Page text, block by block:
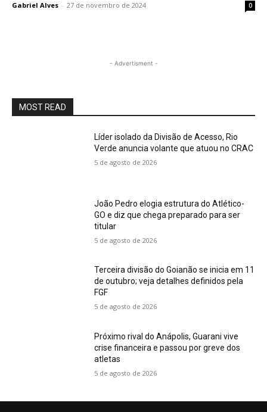
Gabriel Alves - 27 de novembro de 2024 0
- Advertisment -
MOST READ
Líder isolado da Divisão de Acesso, Rio
Verde anuncia volante que atuou no CRAC
5 de agosto de 2026
João Pedro elogia estrutura do Atlético-
GO e diz que chega preparado para ser
titular
5 de agosto de 2026
Terceira divisão do Goianão se inicia em 11
de outubro; veja detalhes definidos pela
FGF
5 de agosto de 2026
Próximo rival do Anápolis, Guarani vive
crise financeira e passou por greve dos
atletas
5 de agosto de 2026